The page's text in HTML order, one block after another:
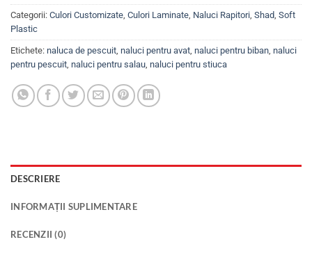
Categorii: Culori Customizate, Culori Laminate, Naluci Rapitori, Shad, Soft
Plastic
Etichete: naluca de pescuit, naluci pentru avat, naluci pentru biban, naluci
pentru pescuit, naluci pentru salau, naluci pentru stiuca
DESCRIERE
INFORMAȚII SUPLIMENTARE
RECENZII (0)